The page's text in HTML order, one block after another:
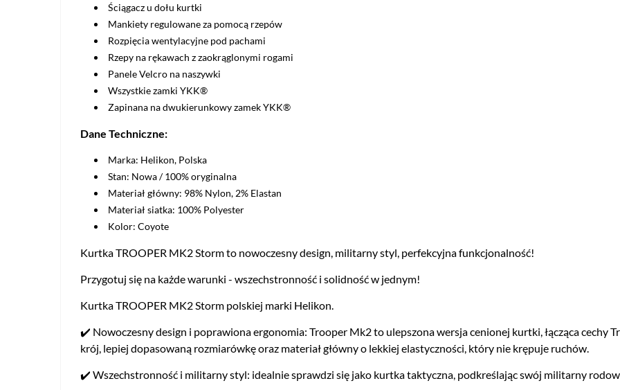
Ściągacz u dołu kurtki
Mankiety regulowane za pomocą rzepów
Rozpięcia wentylacyjne pod pachami
Rzepy na rękawach z zaokrąglonymi rogami
Panele Velcro na naszywki
Wszystkie zamki YKK®
Zapinana na dwukierunkowy zamek YKK®
Dane Techniczne:
Marka: Helikon, Polska
Stan: Nowa / 100% oryginalna
Materiał główny: 98% Nylon, 2% Elastan
Materiał siatka: 100% Polyester
Kolor: Coyote
Kurtka TROOPER MK2 Storm to nowoczesny design, militarny styl, perfekcyjna funkcjonalność!
Przygotuj się na każde warunki - wszechstronność i solidność w jednym!
Kurtka TROOPER MK2 Storm polskiej marki Helikon.
✔️ Nowoczesny design i poprawiona ergonomia: Trooper Mk2 to ulepszona wersja cenionej kurtki, łącząca cechy
krój, lepiej dopasowaną rozmiarówkę oraz materiał główny o lekkiej elastyczności, który nie krępuje ruchów.
✔️ Wszechstronność i militarny styl: idealnie sprawdzi się jako kurtka taktyczna, podkreślając swój militarny